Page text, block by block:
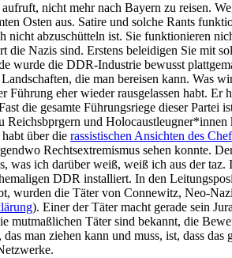
nicht mehr nach Bay­ern zu rei­sen.
Osten aus. Sati­re und sol­che Rants
abzu­schüt­teln ist. Sie funk­tio­nie­ren
Nazis sind. Ers­tens belei­di­gen Sie mit
wur­de die DDR-Indus­trie bewusst
die man berei­sen kann. Was
eher wie­der raus­ge­las­sen habt. Er
die gesam­te Füh­rungs­rie­ge die­ser Par­tei
und Holocaustleugner*innen
über die ras­sis­ti­schen Ansich­ten des
Rechts­extre­mis­mus sehen konn­te.
ich dar­über weiß, weiß ich aus der
DDR instal­liert. In den
wur­den die Täter von Con­ne­witz, Neo-
). Einer der Täter macht gera­de sein
mut­maß­li­chen Täter sind bekannt, die
man zie­hen kann und muss, ist, dass